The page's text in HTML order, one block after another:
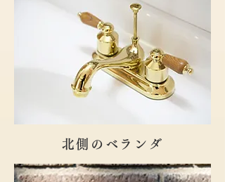
北側のベランダ